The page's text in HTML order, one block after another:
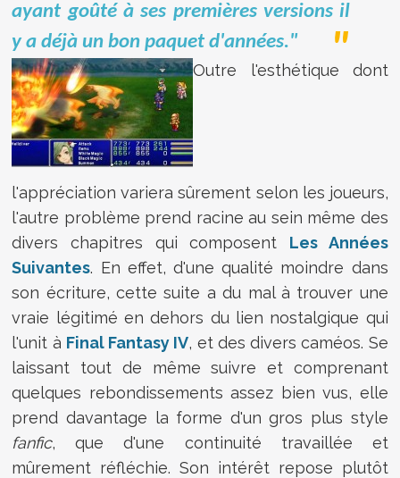
ayant goûté à ses premières versions il
y a déjà un bon paquet d'années."
Outre l'esthétique dont
l'appréciation variera sûrement selon les joueurs,
l'autre problème prend racine au sein même des
divers chapitres qui composent Les Années
Suivantes. En effet, d'une qualité moindre dans
son écriture, cette suite a du mal à trouver une
vraie légitimé en dehors du lien nostalgique qui
l'unit à Final Fantasy IV, et des divers caméos. Se
laissant tout de même suivre et comprenant
quelques rebondissements assez bien vus, elle
prend davantage la forme d'un gros plus style
fanfic, que d'une continuité travaillée et
mûrement réfléchie. Son intérêt repose plutôt